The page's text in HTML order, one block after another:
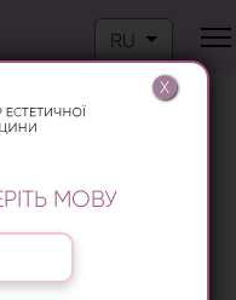
Выберите язык
RU
МОВУ
X